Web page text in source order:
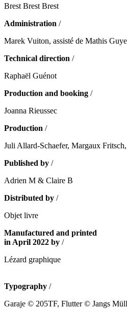
Brest Brest Brest
Administration /
Marek Vuiton, assisté de Mathis
Technical direction /
Raphaël Guénot
Production and booking /
Joanna Rieussec
Production /
Juli Allard-Schaefer, Margaux
Published by /
Adrien M & Claire B
Distributed by /
Objet livre
Manufactured and printed
in April 2022 by /
Lézard graphique
Typography /
Garaje © 205TF, Flutter © Jangs